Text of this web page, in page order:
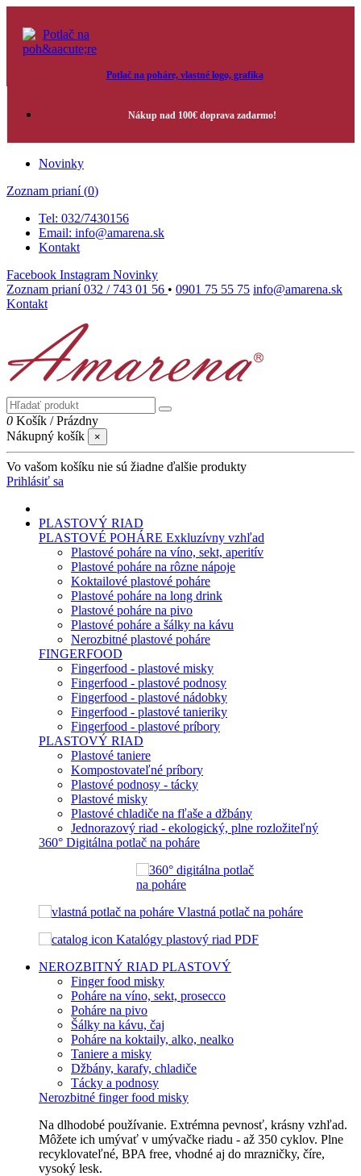
Potlač na poháre, vlastné logo, grafika
Nákup nad 100€ doprava zadarmo!
Novinky
Zoznam prianí (0)
Tel: 032/7430156
Email: info@amarena.sk
Kontakt
Facebook Instagram Novinky
Zoznam prianí 032 / 743 01 56 • 0901 75 55 75 info@amarena.sk
Kontakt
0 Košík /Prázdny
Nákupný košík
×
Vo vašom košíku nie sú žiadne ďalšie produkty
Prihlásiť sa
PLASTOVÝ RIAD
PLASTOVÉ POHÁRE Exkluzívny vzhľad
Plastové poháre na víno, sekt, aperitív
Plastové poháre na rôzne nápoje
Koktailové plastové poháre
Plastové poháre na long drink
Plastové poháre na pivo
Plastové poháre a šálky na kávu
Nerozbitné plastové poháre
FINGERFOOD
Fingerfood - plastové misky
Fingerfood - plastové podnosy
Fingerfood - plastové nádobky
Fingerfood - plastové tanieriky
Fingerfood - plastové príbory
PLASTOVÝ RIAD
Plastové taniere
Kompostovateľné príbory
Plastové podnosy - tácky
Plastové misky
Plastové chladiče na fľaše a džbány
Jednorazový riad - ekologický, plne rozložiteľný
360° Digitálna potlač na poháre
Vlastná potlač na poháre
Katalógy plastový riad PDF
NEROZBITNÝ RIAD PLASTOVÝ
Finger food misky
Poháre na víno, sekt, prosecco
Poháre na pivo
Šálky na kávu, čaj
Poháre na koktaily, alko, nealko
Taniere a misky
Džbány, karafy, chladiče
Tácky a podnosy
Nerozbitné finger food misky
Na dlhodobé používanie. Extrémna pevnosť, krásny vzhľad.
Môžete ich umývať v umývačke riadu - až 350 cyklov. Plne
recyklovateľné, BPA free, vhodné aj do mrazničky, číre,
vysoký lesk.